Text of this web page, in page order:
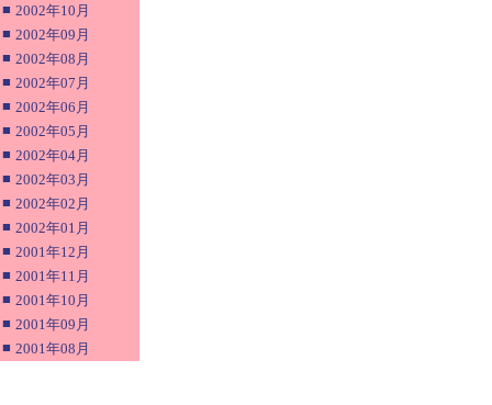
■ 2002年10月
■ 2002年09月
■ 2002年08月
■ 2002年07月
■ 2002年06月
■ 2002年05月
■ 2002年04月
■ 2002年03月
■ 2002年02月
■ 2002年01月
■ 2001年12月
■ 2001年11月
■ 2001年10月
■ 2001年09月
■ 2001年08月